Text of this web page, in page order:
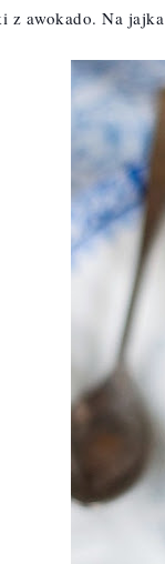
z awokado. Na